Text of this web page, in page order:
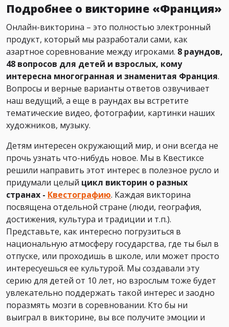
Подробнее о викторине «Франция»
Онлайн-викторина – это полностью электронный
продукт, который мы разработали сами, как
азартное соревнование между игроками. 8 раундов,
48 вопросов для детей и взрослых, кому
интересна многогранная и знаменитая Франция.
Вопросы и верные варианты ответов озвучивает
наш ведущий, а еще в раундах вы встретите
тематические видео, фотографии, картинки наших
художников, музыку.
Детям интересен окружающий мир, и они всегда не
прочь узнать что-нибудь новое. Мы в Квестиксе
решили направить этот интерес в полезное русло и
придумали целый цикл викторин о разных
странах - Квестографию. Каждая викторина
посвящена отдельной стране (люди, география,
достижения, культура и традиции и т.п.).
Представьте, как интересно погрузиться в
национальную атмосферу государства, где ты был в
отпуске, или проходишь в школе, или может просто
интересуешься ее культурой. Мы создавали эту
серию для детей от 10 лет, но взрослым тоже будет
увлекательно поддержать такой интерес и заодно
поразмять мозги в соревновании. Кто бы ни
выиграл в викторине, вы все получите эмоции и